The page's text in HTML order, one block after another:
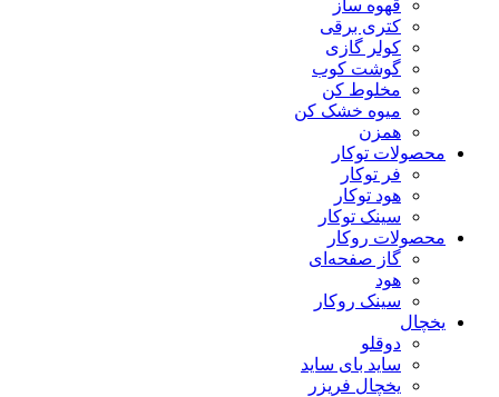
قهوه ساز
کتری برقی
کولر گازی
گوشت کوب
مخلوط کن
میوه خشک کن
همزن
محصولات توکار
فر توکار
هود توکار
سینک توکار
محصولات روکار
گاز صفحه‌ای
هود
سینک روکار
یخچال
دوقلو
ساید بای ساید
یخچال فریزر